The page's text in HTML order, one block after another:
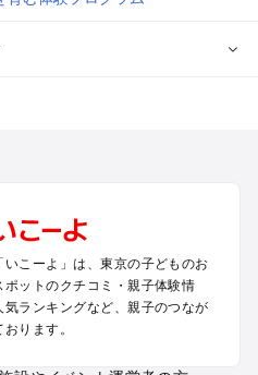
プールお出かけ
自由が丘のプールお出かけ
・石神井のプールお出かけ
ヶ谷のプールお出かけ
・築地・月島のプールお出かけ
こーよ」は、東京の子どものお
ットのクチコミ・親子体験情
ランキングなど、親子のつなが
ります。